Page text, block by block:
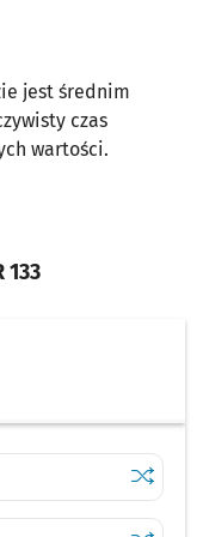
133
Sprawdź
ROD
jest średnim
czas
wartości.